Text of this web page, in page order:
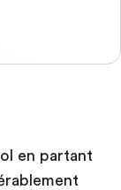
en partant